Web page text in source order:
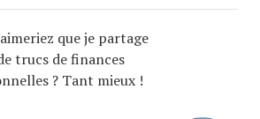
que je partage
trucs de finances
? Tant mieux !